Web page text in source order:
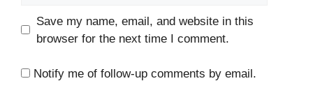
Save my name, email, and website in this
browser for the next time I comment.
Notify me of follow-up comments by email.